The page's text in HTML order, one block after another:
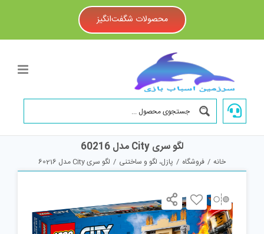
محصولات شگفت‌انگیز
لگو سری City مدل 60216
خانه / فروشگاه / پازل، لگو و ساختنی / لگو سری City مدل 60216